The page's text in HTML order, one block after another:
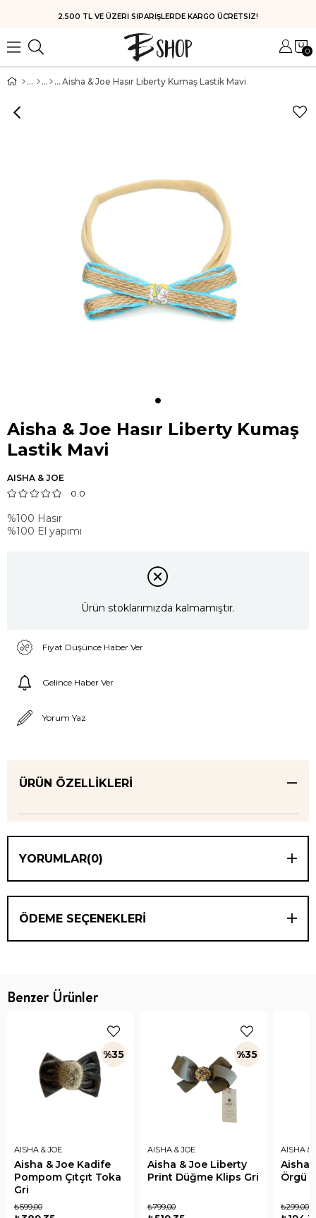
HIZLI KARGO
0
Aisha & Joe Hasır Liberty Kumaş Lastik Mavi
Aisha & Joe Hasır Liberty Kumaş
Lastik Mavi
AISHA & JOE
0.0
%100 Hasır
%100 El yapımı
Ürün stoklarımızda kalmamıştır.
Fiyat Düşünce Haber Ver
Gelince Haber Ver
Yorum Yaz
ÜRÜN ÖZELLIKLERI
YORUMLAR(0)
ÖDEME SEÇENEKLERI
Benzer Ürünler
AISHA & JOE
Aisha & Joe Kadife
Pompom Çıtçıt Toka
Gri
₺599,00
%35
AISHA & JOE
Aisha & Joe Liberty
Print Düğme Klips Gri
₺799,00
%35
AISHA &
Aisha
Örgü
₺299,00